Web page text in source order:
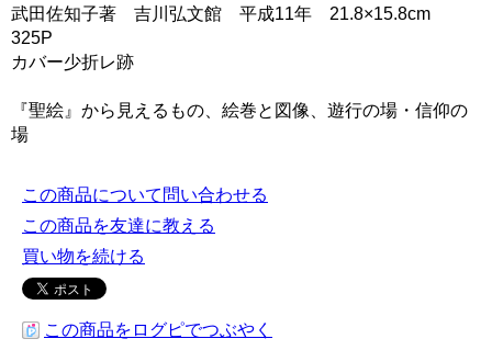
武田佐知子著 吉川弘文館 平成11年 21.8×15.8cm
325P
カバー少折レ跡
『聖絵』から見えるもの、絵巻と図像、遊行の場・信仰の
場
この商品について問い合わせる
この商品を友達に教える
買い物を続ける
この商品をログピでつぶやく